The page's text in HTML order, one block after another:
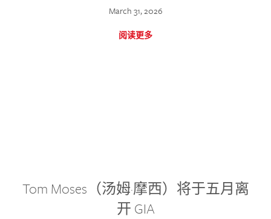
March 31, 2026
阅读更多
Tom Moses（汤姆·摩西）将于五月离
开 GIA